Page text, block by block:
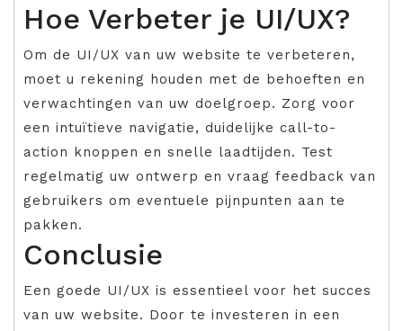
Hoe Verbeter je UI/UX?
Om de UI/UX van uw website te verbeteren,
moet u rekening houden met de behoeften en
verwachtingen van uw doelgroep. Zorg voor
een intuïtieve navigatie, duidelijke call-to-
action knoppen en snelle laadtijden. Test
regelmatig uw ontwerp en vraag feedback van
gebruikers om eventuele pijnpunten aan te
pakken.
Conclusie
Een goede UI/UX is essentieel voor het succes
van uw website. Door te investeren in een